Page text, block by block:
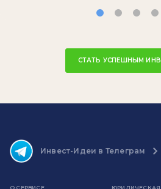
СТАТЬ УСПЕШНЫМ
Инвест-Идеи в Телеграм
О СЕРВИСЕ
ЮРИДИЧЕСКАЯ